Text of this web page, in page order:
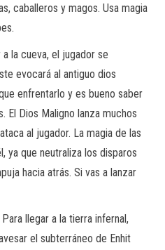
caballeros y magos. Usa magia
a la cueva, el jugador se
evocará al antiguo dios
enfrentarlo y es bueno saber
El Dios Maligno lanza muchos
al jugador. La magia de las
ya que neutraliza los disparos
hacia atrás. Si vas a lanzar
Para llegar a la tierra infernal,
el subterráneo de Enhit